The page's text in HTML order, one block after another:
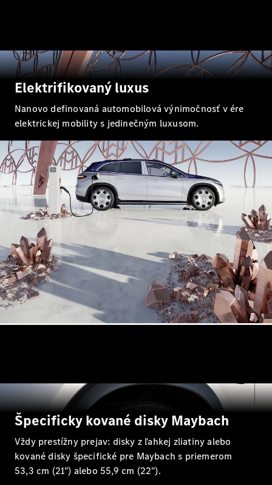
priamemu
odberu
Konfigurátor
Kombi
Všetky
Kombi
CLA
Shooting
CLA
Shooting
Brake
Trieda C
kombi
Trieda C All-
Vozidlá k
priamemu
odberu
Konfigurátor
Hatchback
Elektrifikovaný luxus
Nanovo definovaná automobilová výnimočnosť v ére
elektrickej mobility s jedinečným luxusom.
Špecificky kované disky Maybach
Vždy prestížny prejav: disky z ľahkej zliatiny alebo
kované disky špecifické pre Maybach s priemerom
53,3 cm (21") alebo 55,9 cm (22").